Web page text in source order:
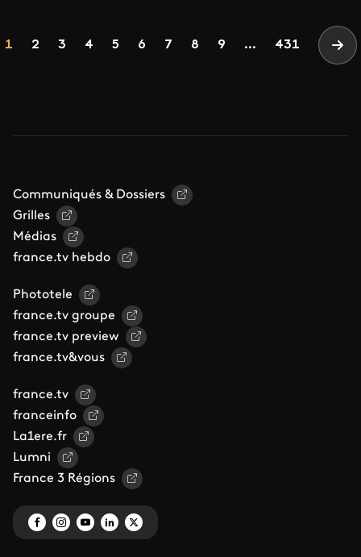
Page
1 Page
2 Page
3 Page
4 Page
5 Page
6 Page
7 Page
8 Page
9 ... 431
Communiqués & Dossiers
Grilles
Médias
france.tv hebdo
Phototele
france.tv groupe
france.tv preview
france.tv&vous
france.tv
franceinfo
La1ere.fr
Lumni
France 3 Régions